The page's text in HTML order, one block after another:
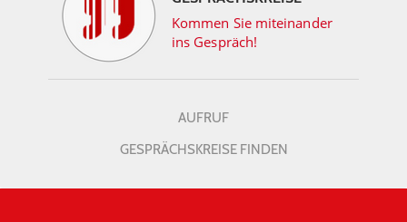
Kommen Sie miteinander
ins Gespräch!
AUFRUF
GESPRÄCHSKREISE FINDEN